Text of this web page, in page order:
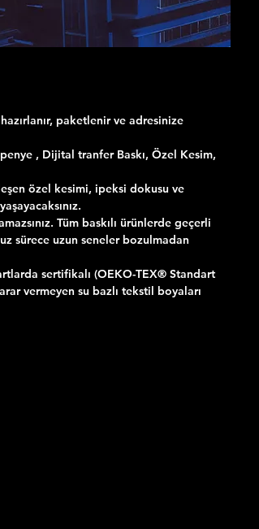
paketlenir ve adresinize
, Dijital tranfer Baskı, Özel Kesim,
özel kesimi, ipeksi dokusu ve
Tüm baskılı ürünlerde geçerli
sürece uzun seneler bozulmadan
sertifikalı (OEKO-TEX® Standart
vermeyen su bazlı tekstil boyaları